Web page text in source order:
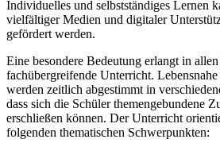
Individuelles und selbstständiges Lernen
vielfältiger Medien und digitaler
gefördert werden.
Eine besondere Bedeutung erlangt in
fachübergreifende Unterricht.
werden zeitlich abgestimmt in
dass sich die Schüler themengebundene
erschließen können. Der Unterricht
folgenden thematischen Schwerpunkten: